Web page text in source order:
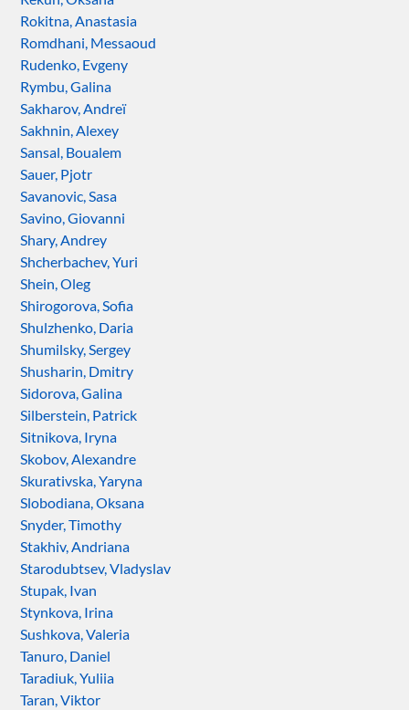
Rokitna, Anastasia
Romdhani, Messaoud
Rudenko, Evgeny
Rymbu, Galina
Sakharov, Andreï
Sakhnin, Alexey
Sansal, Boualem
Sauer, Pjotr
Savanovic, Sasa
Savino, Giovanni
Shary, Andrey
Shcherbachev, Yuri
Shein, Oleg
Shirogorova, Sofia
Shulzhenko, Daria
Shumilsky, Sergey
Shusharin, Dmitry
Sidorova, Galina
Silberstein, Patrick
Sitnikova, Iryna
Skobov, Alexandre
Skurativska, Yaryna
Slobodiana, Oksana
Snyder, Timothy
Stakhiv, Andriana
Starodubtsev, Vladyslav
Stupak, Ivan
Stynkova, Irina
Sushkova, Valeria
Tanuro, Daniel
Taradiuk, Yuliia
Taran, Viktor